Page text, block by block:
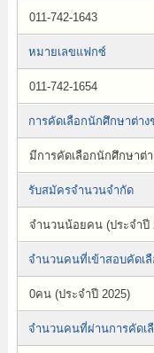
011-742-1643
หมายเลขแฟกซ์
011-742-1654
การคัดเลือกนักศึกษาต่า
มีการคัดเลือกนักศึกษาต่
รับสมัครจำนวนจำกัด
จำนวนน้อยคน (ประจำปี
จำนวนคนที่เข้าสอบคัดเลื
0คน (ประจำปี 2025)
จำนวนคนที่ผ่านการคัดเ